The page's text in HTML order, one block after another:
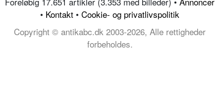
• Kontakt • Cookie- og privatlivspolitik
Copyright © antikabc.dk 2003-2026, Alle rettigheder
forbeholdes.